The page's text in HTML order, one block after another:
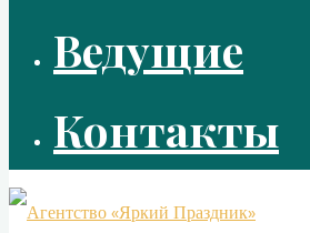
Ведущие
Контакты